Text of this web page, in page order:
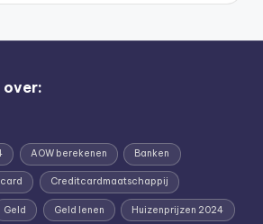
over:
AOW berekenen Banken
Creditcardmaatschappij
Geld Geld lenen Huizenprijzen 2024